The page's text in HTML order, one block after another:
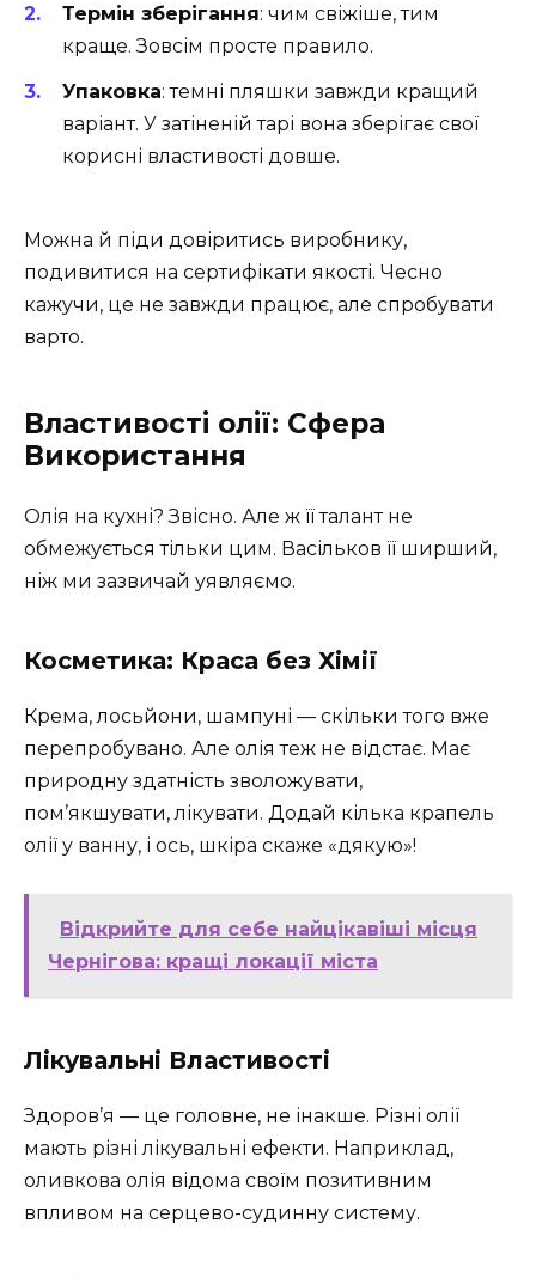
Термін зберігання: чим свіжіше, тим
краще. Зовсім просте правило.
Упаковка: темні пляшки завжди кращий
варіант. У затіненій тарі вона зберігає свої
корисні властивості довше.
Можна й піди довіритись виробнику,
подивитися на сертифікати якості. Чесно
кажучи, це не завжди працює, але спробувати
варто.
Властивості олії: Сфера
Використання
Олія на кухні? Звісно. Але ж її талант не
обмежується тільки цим. Васільков її ширший,
ніж ми зазвичай уявляємо.
Косметика: Краса без Хімії
Крема, лосьйони, шампуні — скільки того вже
перепробувано. Але олія теж не відстає. Має
природну здатність зволожувати,
пом’якшувати, лікувати. Додай кілька крапель
олії у ванну, і ось, шкіра скаже «дякую»!
Відкрийте для себе найцікавіші місця
Чернігова: кращі локації міста
Лікувальні Властивості
Здоров’я — це головне, не інакше. Різні олії
мають різні лікувальні ефекти. Наприклад,
оливкова олія відома своїм позитивним
впливом на серцево-судинну систему.